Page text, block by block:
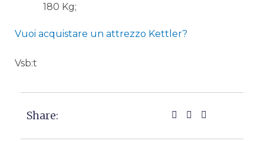
180 Kg;
Vuoi acquistare un attrezzo Kettler?
Vsb:t
Share: